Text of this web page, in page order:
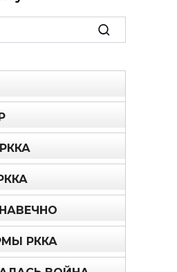
РККА